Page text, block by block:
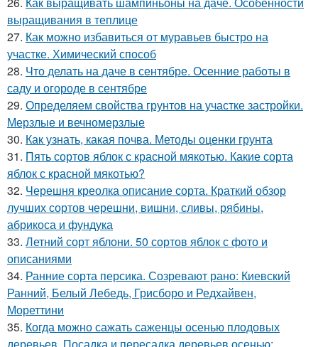
выращивания в теплице
27. Как можно избавиться от муравьев быстро на
участке. Химический способ
28. Что делать на даче в сентябре. Осенние работы в
саду и огороде в сентябре
29. Определяем свойства грунтов на участке застройки.
Мерзлые и вечномерзлые
30. Как узнать, какая почва. Методы оценки грунта
31. Пять сортов яблок с красной мякотью. Какие сорта
яблок с красной мякотью?
32. Черешня креолка описание сорта. Краткий обзор
лучших сортов черешни, вишни, сливы, рябины,
абрикоса и фундука
33. Летний сорт яблони. 50 сортов яблок с фото и
описаниями
34. Ранние сорта персика. Созревают рано: Киевский
Ранний, Белый Лебедь, Грисборо и Редхайвен,
Мореттини
35. Когда можно сажать саженцы осенью плодовых